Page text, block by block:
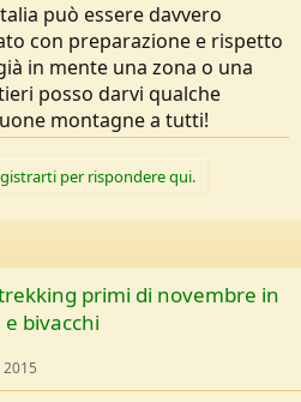
può essere davvero
con preparazione e rispetto
in mente una zona o una
posso darvi qualche
montagne a tutti!
per rispondere qui.
primi di novembre in
bivacchi